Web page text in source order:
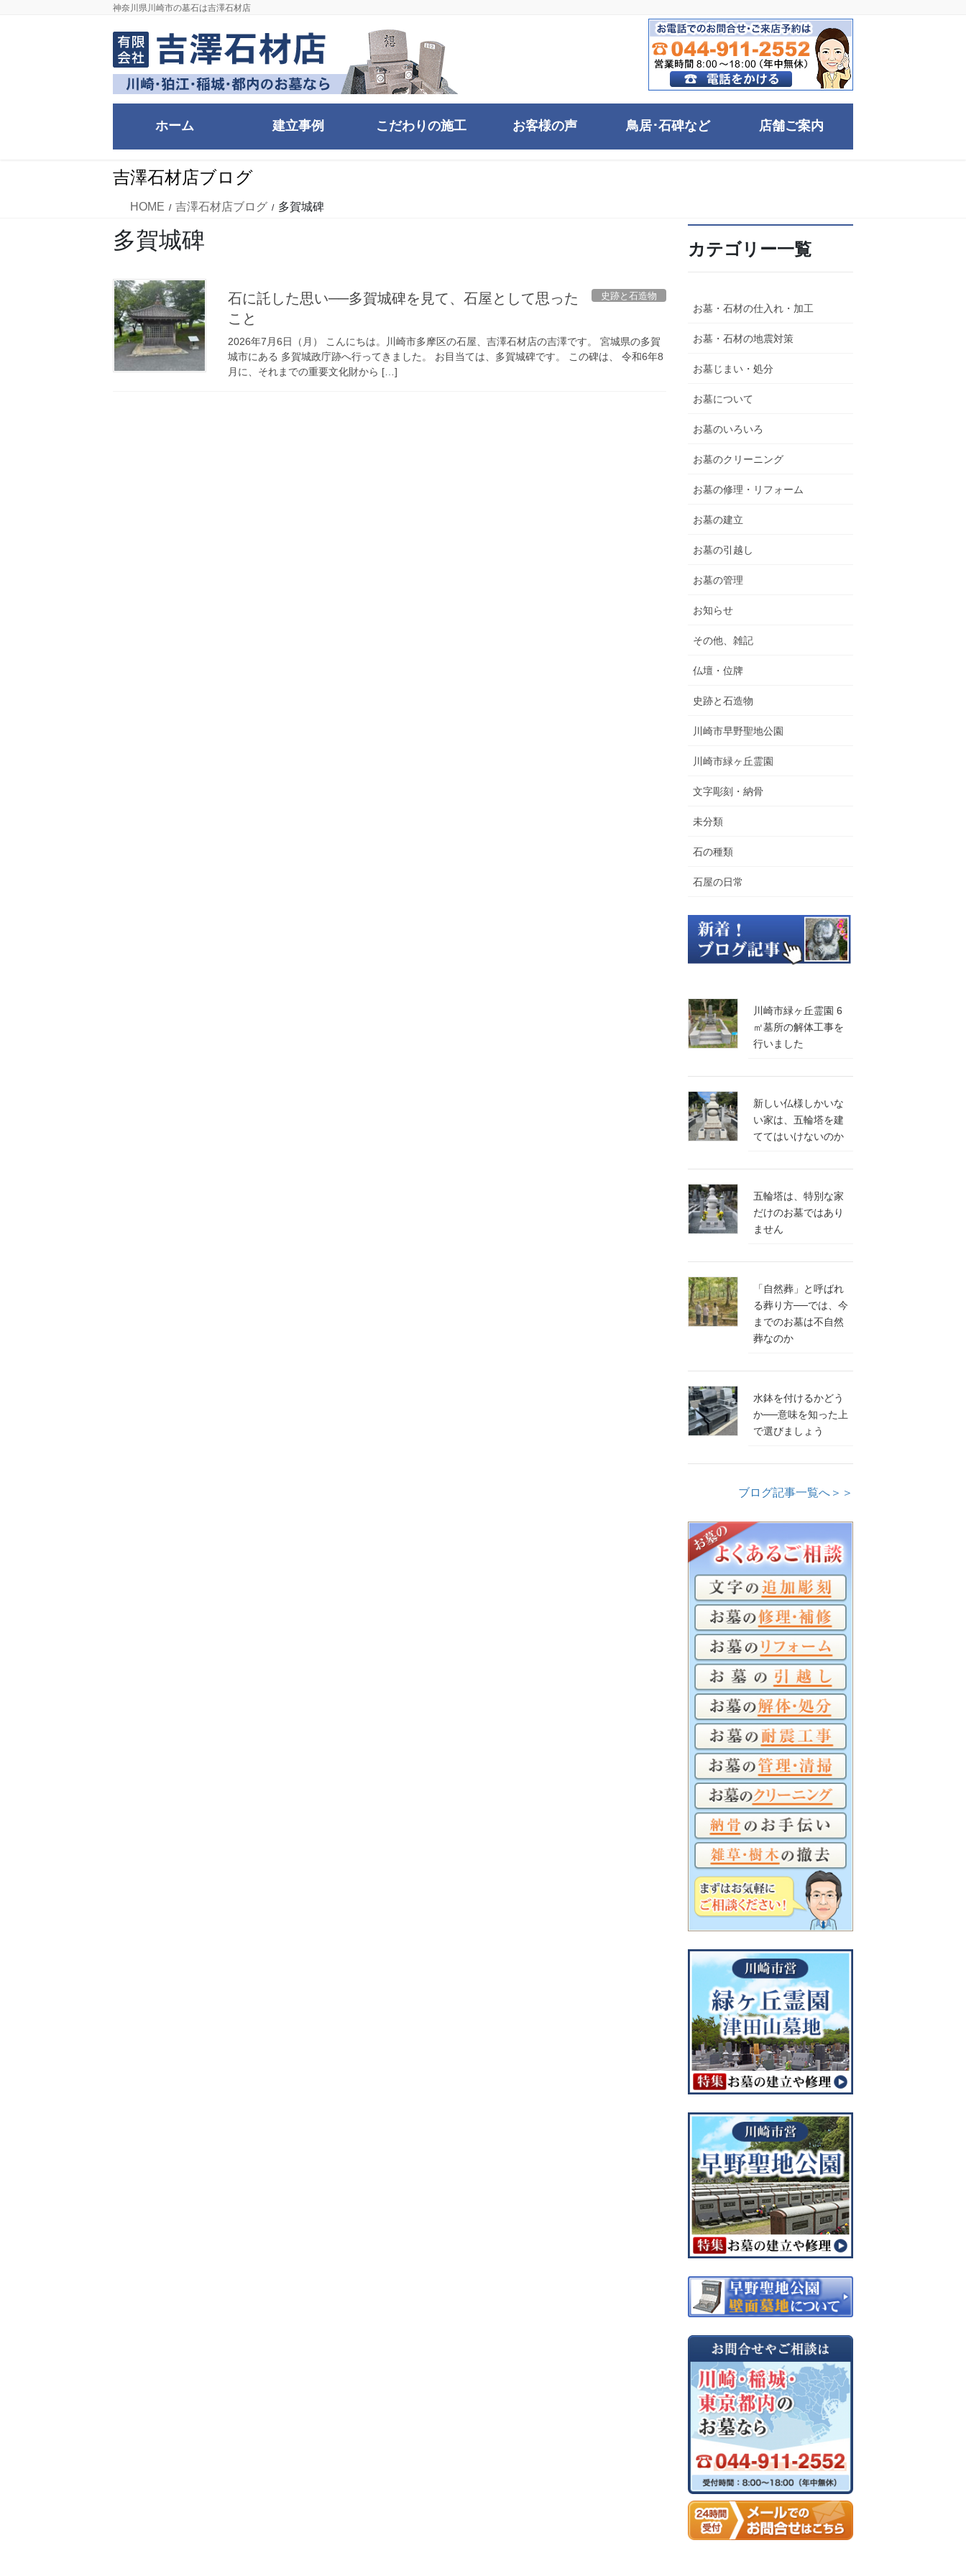
神奈川県川崎市の墓石は吉澤石材店
ホーム 建立事例 こだわりの施工 お客様の声 鳥居･石碑など 店舗ご案内
吉澤石材店ブログ
HOME 吉澤石材店ブログ 多賀城碑
多賀城碑
史跡と石造物
石に託した思い──多賀城碑を見て、石屋として思った
こと
2026年7月6日（月） こんにちは。川崎市多摩区の石屋、吉澤石材店の吉澤です。 宮城県の多賀
城市にある 多賀城政庁跡へ行ってきました。 お目当ては、多賀城碑です。 この碑は、 令和6年8
月に、それまでの重要文化財から […]
カテゴリー一覧
お墓・石材の仕入れ・加工
お墓・石材の地震対策
お墓じまい・処分
お墓について
お墓のいろいろ
お墓のクリーニング
お墓の修理・リフォーム
お墓の建立
お墓の引越し
お墓の管理
お知らせ
その他、雑記
仏壇・位牌
史跡と石造物
川崎市早野聖地公園
川崎市緑ヶ丘霊園
文字彫刻・納骨
未分類
石の種類
石屋の日常
川崎市緑ヶ丘霊園 6
㎡墓所の解体工事を
行いました
新しい仏様しかいな
い家は、五輪塔を建
ててはいけないのか
五輪塔は、特別な家
だけのお墓ではあり
ません
「自然葬」と呼ばれ
る葬り方──では、今
までのお墓は不自然
葬なのか
水鉢を付けるかどう
か──意味を知った上
で選びましょう
ブログ記事一覧へ＞＞